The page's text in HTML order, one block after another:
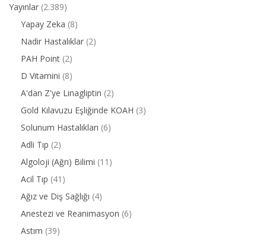
Yayınlar (2.389)
Yapay Zeka (8)
Nadir Hastalıklar (2)
PAH Point (2)
D Vitamini (8)
A'dan Z'ye Linagliptin (2)
Gold Kılavuzu Eşliğinde KOAH (3)
Solunum Hastalıkları (6)
Adli Tıp (2)
Algoloji (Ağrı) Bilimi (11)
Acil Tıp (41)
Ağız ve Diş Sağlığı (4)
Anestezi ve Reanimasyon (6)
Astım (39)